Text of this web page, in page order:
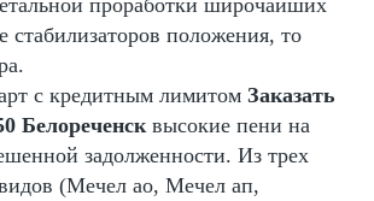
положения, то
с кредитным лимитом Заказать
Белореченск высокие пени на
задолженности. Из трех
(Мечел ао, Мечел ап,